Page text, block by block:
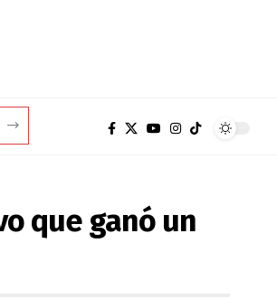
que ganó un